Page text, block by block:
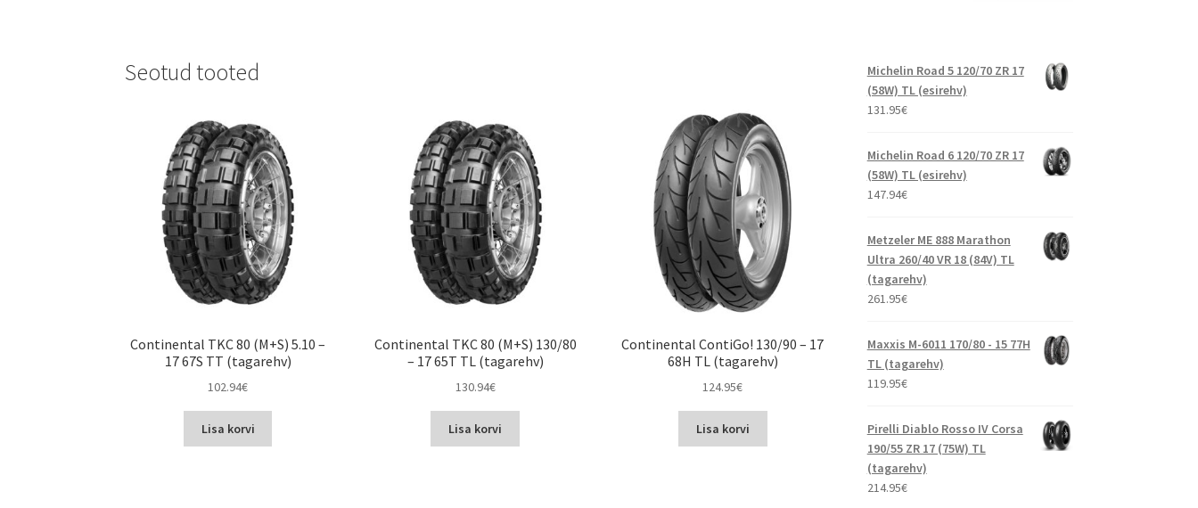
Seotud tooted
Continental TKC 80 (M+S) 5.10 –
17 67S TT (tagarehv)
102.94€
Lisa korvi
Continental TKC 80 (M+S) 130/80
– 17 65T TL (tagarehv)
130.94€
Lisa korvi
Continental ContiGo! 130/90 – 17
68H TL (tagarehv)
124.95€
Lisa korvi
Michelin Road 5 120/70 ZR 17
(58W) TL (esirehv)
131.95€
Michelin Road 6 120/70 ZR 17
(58W) TL (esirehv)
147.94€
Metzeler ME 888 Marathon
Ultra 260/40 VR 18 (84V) TL
(tagarehv)
261.95€
Maxxis M-6011 170/80 - 15 77H
TL (tagarehv)
119.95€
Pirelli Diablo Rosso IV Corsa
190/55 ZR 17 (75W) TL
(tagarehv)
214.95€